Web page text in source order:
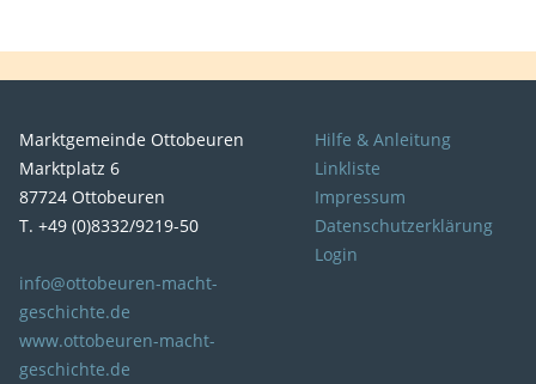
Marktgemeinde Ottobeuren
Marktplatz 6
87724 Ottobeuren
T. +49 (0)8332/9219-50
info@ottobeuren-macht-
geschichte.de
www.ottobeuren-macht-
geschichte.de
Hilfe & Anleitung
Linkliste
Impressum
Datenschutzerklärung
Login